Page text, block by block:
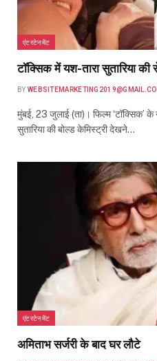
एंटरटेनमेंट
टॉक्सिक में यश-तारा सुतारिया की
BY
मुंबई, 23 जुलाई (ता)। फिल्म ‘टॉक्सिक’ के
सुतारिया की बोल्ड केमिस्ट्री देखने…
एंटरटेनमेंट
अमिताभ सर्जरी के बाद घर लौटे